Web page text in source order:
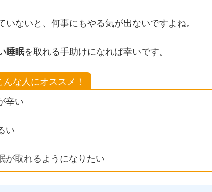
いないと、何事にもやる気が出ないですよね。
睡眠を取れる手助けになれば幸いです。
な人にオススメ！
辛い
い
が取れるようになりたい